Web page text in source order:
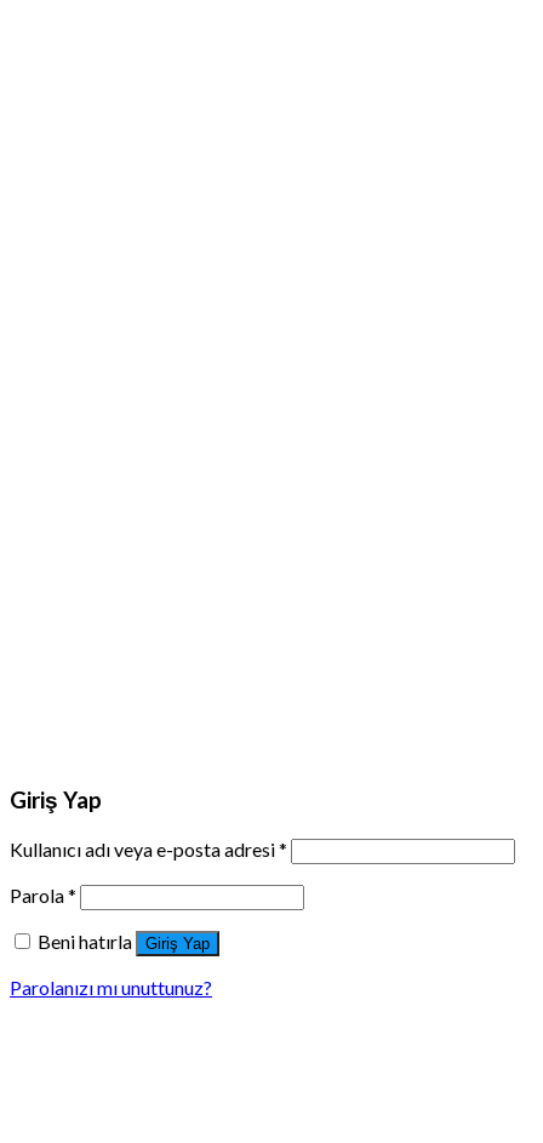
Giriş Yap
Kullanıcı adı veya e-posta adresi*
Parola*
Beni hatırla
Giriş Yap
Parolanızı mı unuttunuz?